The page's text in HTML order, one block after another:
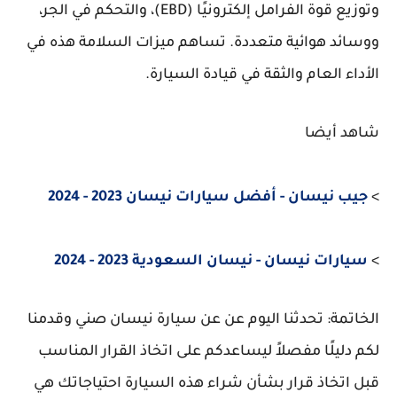
وتوزيع قوة الفرامل إلكترونيًا (EBD)، والتحكم في الجر،
ووسائد هوائية متعددة. تساهم ميزات السلامة هذه في
الأداء العام والثقة في قيادة السيارة.
شاهد أيضا
> جيب نيسان - أفضل سيارات نيسان 2023 - 2024
> سيارات نيسان - نيسان السعودية 2023 - 2024
الخاتمة: تحدثنا اليوم عن عن سيارة نيسان صني وقدمنا
لكم دليلًا مفصلاً ليساعدكم على اتخاذ القرار المناسب
قبل اتخاذ قرار بشأن شراء هذه السيارة احتياجاتك هي